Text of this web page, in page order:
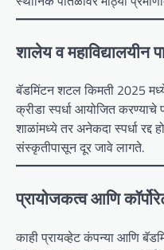
शालेय व महाविद्यालयीन
बॅडमिंटन शटल किमती 2025 मध्ये
क्रीडा स्पर्धा आयोजित
शाळांमध्ये तर अनेकदा स्पर्धा रद्द
संस्कृतीपासून दूर जावे लागते.
प्रायोजकत्व आणि
काही प्रायव्हेट कंपन्या आणि